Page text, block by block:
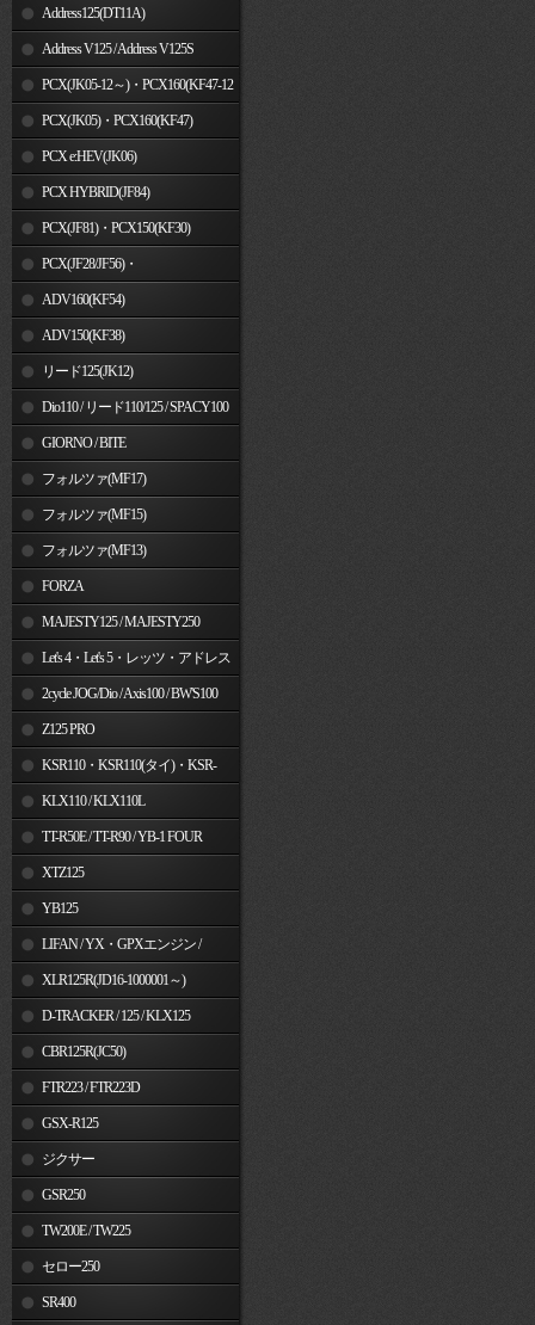
Address125(DT11A)
Address V125 / Address V125S
PCX(JK05-12～)・PCX160(KF47-12
～) PCX(JK05)・PCX160(KF47)
PCX e:HEV(JK06)
PCX HYBRID(JF84)
PCX(JF81)・PCX150(KF30)
PCX(JF28/JF56)・
PCX150(KF12/KF18)
ADV160(KF54)
ADV150(KF38)
リード125(JK12)
Dio110 / リード110/125 / SPACY100
GIORNO / BITE
フォルツァ(MF17)
フォルツァ(MF15)
フォルツァ(MF13)
FORZA
MAJESTY125 / MAJESTY250
Let's 4・Let's 5・レッツ・アドレス
V50 2cycle JOG/Dio / Axis100 / BW'S100
Z125 PRO
KSR110・KSR110(タイ)・KSR-
I/II・KSR PRO
KLX110 / KLX110L
TT-R50E / TT-R90 / YB-1 FOUR
XTZ125
YB125
LIFAN / YX・GPXエンジン /
JinchengXLR125R(JD16-1000001～)
D-TRACKER / 125 / KLX125
CBR125R(JC50)
FTR223 / FTR223D
GSX-R125
ジクサー
GSR250
TW200E / TW225
セロー250
SR400